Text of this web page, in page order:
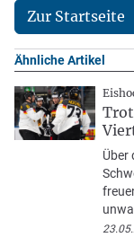
Zur Startseite
Ähnliche Artikel
Über